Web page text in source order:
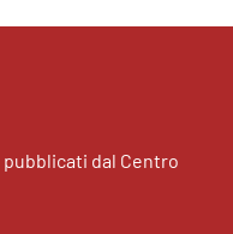
pubblicati dal Centro